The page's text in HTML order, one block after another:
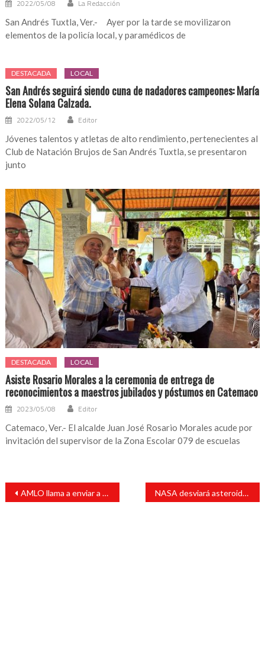
2022/05/08 La Redacción
San Andrés Tuxtla, Ver.- Ayer por la tarde se movilizaron
elementos de la policía local, y paramédicos de
DESTACADA LOCAL
San Andrés seguirá siendo cuna de nadadores campeones: María
Elena Solana Calzada.
2022/05/12 Editor
Jóvenes talentos y atletas de alto rendimiento, pertenecientes al
Club de Natación Brujos de San Andrés Tuxtla, se presentaron
junto
DESTACADA LOCAL
Asiste Rosario Morales a la ceremonia de entrega de
reconocimientos a maestros jubilados y póstumos en Catemaco
2023/05/08 Editor
Catemaco, Ver.- El alcalde Juan José Rosario Morales acude por
invitación del supervisor de la Zona Escolar 079 de escuelas
Navegación
entradas
AMLO llama a enviar a estudiantes que faltan a clases presenciales NASA desviará asteroide de la Tierra en una misión de defensa planetaria